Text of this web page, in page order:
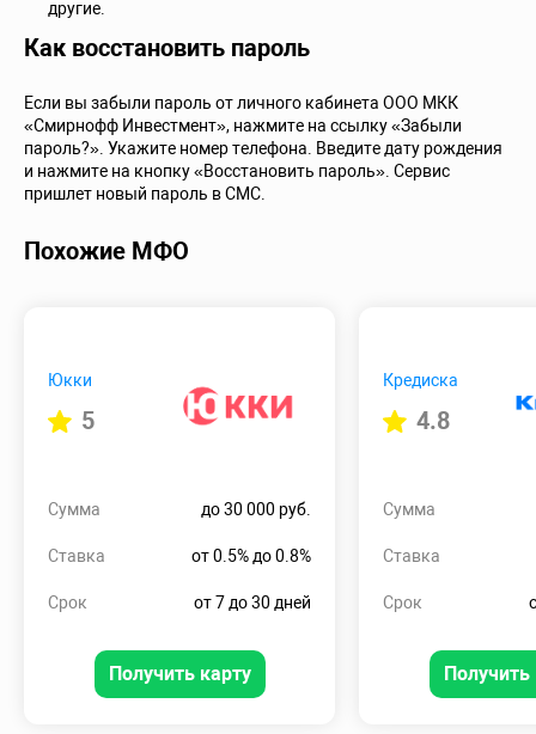
другие.
Как восстановить пароль
Если вы забыли пароль от личного кабинета ООО МКК
«Смирнофф Инвестмент», нажмите на ссылку «Забыли
пароль?». Укажите номер телефона. Введите дату рождения
и нажмите на кнопку «Восстановить пароль». Сервис
пришлет новый пароль в СМС.
Похожие МФО
Юкки
5
Сумма до 30 000 руб.
Ставка от 0.5% до 0.8%
Срок от 7 до 30 дней
Получить карту
Кредиска
4.8
Сумма
Ставка
Срок
Получить